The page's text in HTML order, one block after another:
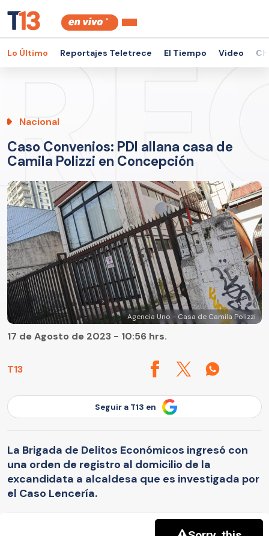
Lo Último Reportajes Teletrece El Tiempo Video
Nacional
Caso Convenios: PDI allana casa de
Camila Polizzi en Concepción
Agencia Uno - Casa de Camila Polizzi
T13
17 de Agosto de 2023 - 10:56 hrs.
Seguir a T13 en
La Brigada de Delitos Económicos ingresó con
una orden de registro al domicilio de la
excandidata a alcaldesa que es investigada por
el Caso Lencería.